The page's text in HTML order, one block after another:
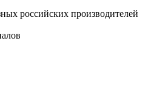
российских производителей